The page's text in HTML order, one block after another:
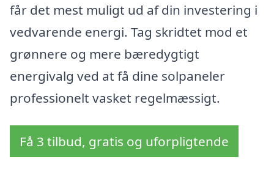
får det mest muligt ud af din investering i
vedvarende energi. Tag skridtet mod et
grønnere og mere bæredygtigt
energivalg ved at få dine solpaneler
professionelt vasket regelmæssigt.
Få 3 tilbud, gratis og uforpligtende